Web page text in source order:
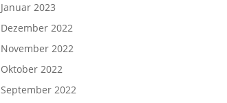
Januar 2023
Dezember 2022
November 2022
Oktober 2022
September 2022